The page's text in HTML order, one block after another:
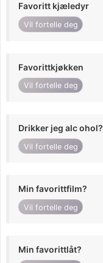
Favoritt kjæledyr
Vil fortelle deg
Favorittkjøkken
Vil fortelle deg
Drikker jeg alc ohol?
Vil fortelle deg
Min favorittfilm?
Vil fortelle deg
Min favorittlåt?